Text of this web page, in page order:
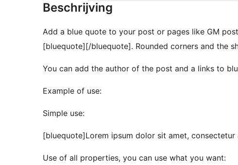
Beschrijving
Add a blue quote to your post or pages like GM
[bluequote][/bluequote]. Rounded corners and the
You
Example of use:
Simple use:
[bluequote]Lorem ipsum dolor sit amet,
Use of all properties, you can use what you want: